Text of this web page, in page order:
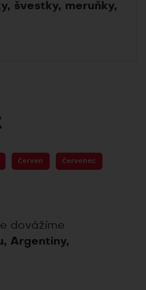
švestky, meruňky,
Červen Červenec
dovážíme
Argentiny,
.